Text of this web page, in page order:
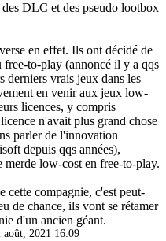
DLC et des pseudo lootbox
en effet. Ils ont décidé de
free-to-play (annoncé il y a qqs
derniers vrais jeux dans les
en venir aux jeux low-
licences, y compris
n'avait plus grand chose
parler de l'innovation
depuis qqs années),
merde low-cost en free-to-play.
cette compagnie, c'est peut-
de chance, ils vont se rétamer
d'un ancien géant.
août, 2021 16:09